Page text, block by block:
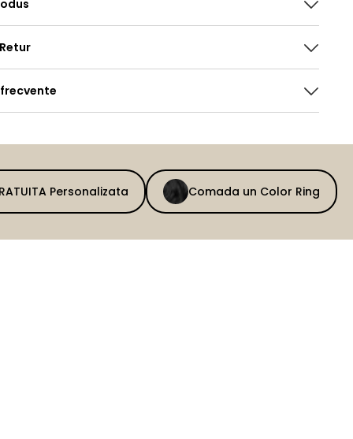
Personalizata Comada un Color Ring